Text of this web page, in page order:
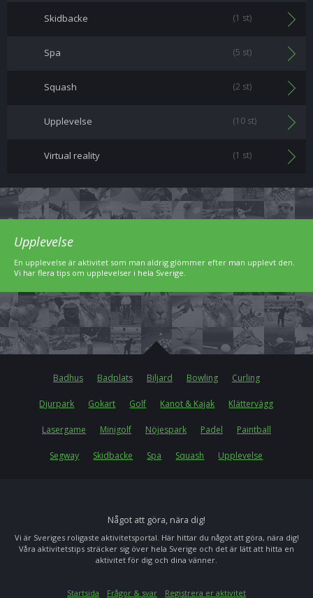
Skidbacke (1 st)
Spa (5 st)
Squash (2 st)
Upplevelse (10 st)
Virtual reality (1 st)
Upplevelse
En upplevelse är aktivitet som man aldrig glömmer efter man upplevt den.
Vi har flera tips om upplevelser i hela Sverige.
Badhus Badplats Biljard Bowling Curling
Djurpark Gokart Golf Kanot & Kajak Klättervägg
Lasergame Minigolf Nöjespark Padel Paintball
Segway Skidbacke Spa Squash Upplevelse
Något att göra, nära dig!
Vi är Sveriges roligaste aktivitetsportal. Här hittar du något att göra, nära dig!
Våra aktivitetstips sträcker sig över hela Sverige och det är lätt att hitta en
aktivitet för dig och dina vänner.
Startsida Frågor & svar Registrera er aktivitet